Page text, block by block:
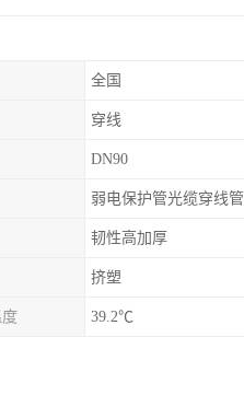
全国
穿线
DN90
弱电保护管光缆穿线管
韧性高加厚
挤塑
39.2℃